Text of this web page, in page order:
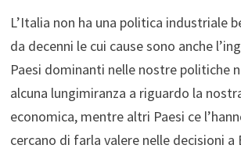
L’Italia non ha una politica industriale
da decenni le cui cause sono anche
Paesi dominanti nelle nostre politiche
alcuna lungimiranza a riguardo la
economica, mentre altri Paesi ce
cercano di farla valere nelle decisioni a